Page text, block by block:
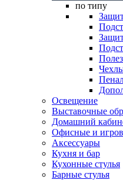
по типу
Освещение
Выставочные
Домашний
Офисные и
Аксессуары
Кухня и бар
Кухонные стулья
Барные стулья